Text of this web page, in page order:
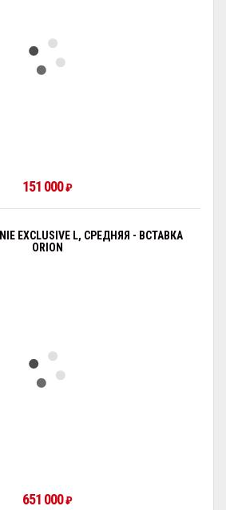
151 000₽
EXCLUSIVE L, СРЕДНЯЯ - ВСТАВКА
ORION
651 000₽